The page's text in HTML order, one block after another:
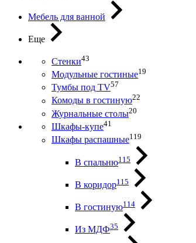
Мебель для ванной
Еще
Стенки43
Модульные гостиные19
Тумбы под ТV57
Комоды в гостиную22
Журнальные столы20
Шкафы-купе41
Шкафы распашные119
В спальню115
В коридор115
В гостиную114
Из МДФ35